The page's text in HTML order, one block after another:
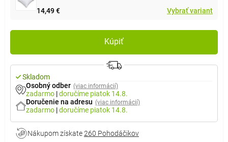
14,49 € Vybrať variant
Kúpiť
Skladom
Osobný odber (viac informácií)
zadarmo |doručíme piatok 14.8.
Doručenie na adresu (viac informácií)
zadarmo |doručíme piatok 14.8.
Nákupom získate260 Pohodáčikov